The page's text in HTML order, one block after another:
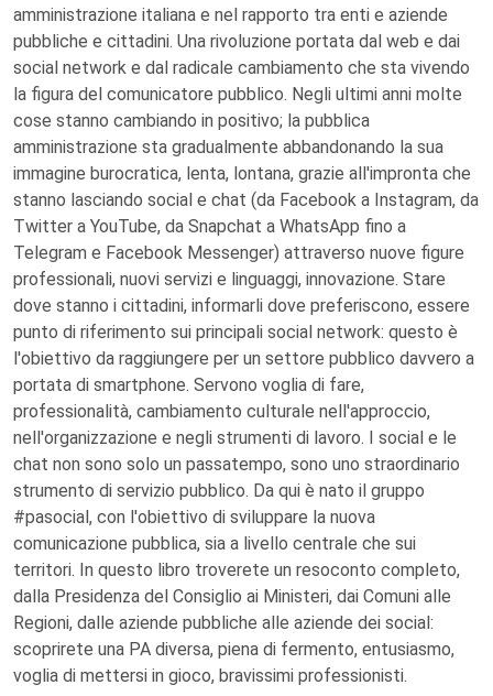
amministrazione italiana e nel rapporto tra enti e aziende
pubbliche e cittadini. Una rivoluzione portata dal web e dai
social network e dal radicale cambiamento che sta vivendo
la figura del comunicatore pubblico. Negli ultimi anni molte
cose stanno cambiando in positivo; la pubblica
amministrazione sta gradualmente abbandonando la sua
immagine burocratica, lenta, lontana, grazie all'impronta che
stanno lasciando social e chat (da Facebook a Instagram, da
Twitter a YouTube, da Snapchat a WhatsApp fino a
Telegram e Facebook Messenger) attraverso nuove figure
professionali, nuovi servizi e linguaggi, innovazione. Stare
dove stanno i cittadini, informarli dove preferiscono, essere
punto di riferimento sui principali social network: questo è
l'obiettivo da raggiungere per un settore pubblico davvero a
portata di smartphone. Servono voglia di fare,
professionalità, cambiamento culturale nell'approccio,
nell'organizzazione e negli strumenti di lavoro. I social e le
chat non sono solo un passatempo, sono uno straordinario
strumento di servizio pubblico. Da qui è nato il gruppo
#pasocial, con l'obiettivo di sviluppare la nuova
comunicazione pubblica, sia a livello centrale che sui
territori. In questo libro troverete un resoconto completo,
dalla Presidenza del Consiglio ai Ministeri, dai Comuni alle
Regioni, dalle aziende pubbliche alle aziende dei social:
scoprirete una PA diversa, piena di fermento, entusiasmo,
voglia di mettersi in gioco, bravissimi professionisti.